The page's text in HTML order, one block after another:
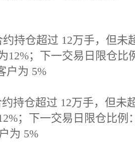
约持仓超过 12万手，但未
12%；下一交易日限仓比
户为 5%
约持仓超过 12万手，但未
；下一交易日限仓比例
为 5%